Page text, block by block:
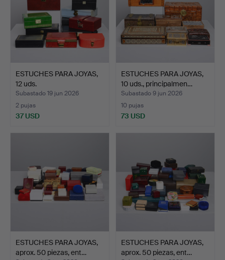
ESTUCHES PARA JOYAS,
12 uds.
Subastado 19 jun 2026
2 pujas
37 USD
ESTUCHES PARA JOYAS,
10 uds., principalmen…
Subastado 9 jun 2026
10 pujas
73 USD
ESTUCHES PARA JOYAS,
aprox. 50 piezas, ent…
ESTUCHES PARA JOYAS,
aprox. 50 piezas, ent…